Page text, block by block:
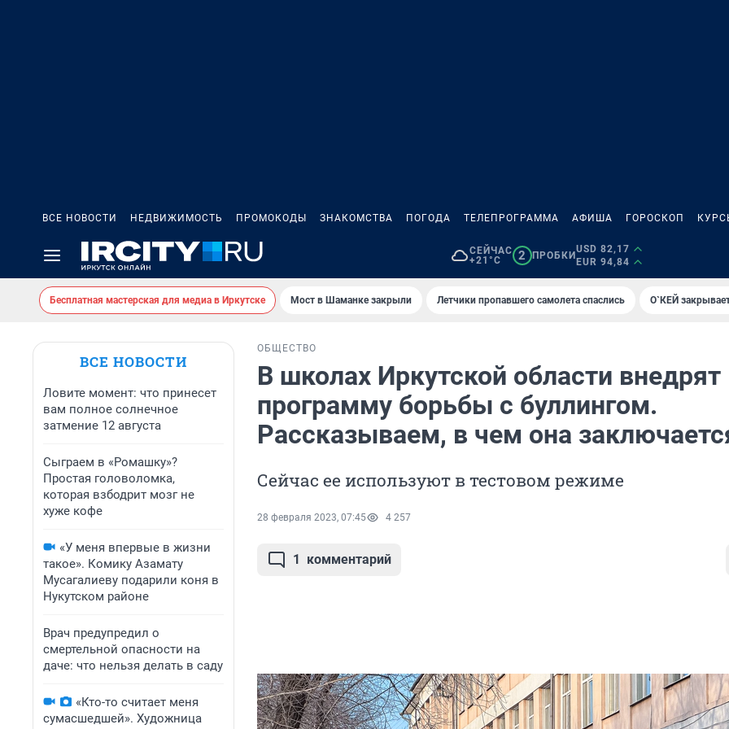
ВСЕ НОВОСТИ НЕДВИЖИМОСТЬ ПРОМОКОДЫ ЗНАКОМСТВА ПОГОДА ТЕЛЕПРОГРАММА АФИША ГОРОСКОП
СЕЙЧАС
+21°C
2 ПРОБКИ
USD 82,17
EUR 94,84
Бесплатная мастерская для медиа в Иркутске Мост в Шаманке закрыли Летчики пропавшего самолета спаслись О`КЕЙ
ВСЕ НОВОСТИ
Ловите момент: что принесет
вам полное солнечное
затмение 12 августа
Сыграем в «Ромашку»?
Простая головоломка,
которая взбодрит мозг не
хуже кофе
«У меня впервые в жизни
такое». Комику Азамату
Мусагалиеву подарили коня в
Нукутском районе
Врач предупредил о
смертельной опасности на
даче: что нельзя делать в саду
«Кто-то считает меня
сумасшедшей». Художница
ОБЩЕСТВО
В школах Иркутской области внедрят
программу борьбы с буллингом.
Рассказываем, в чем она
Сейчас ее используют в тестовом режиме
28 февраля 2023, 07:45 4 257
1 комментарий